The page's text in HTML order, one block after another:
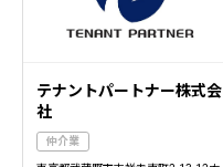
テナントパートナー株式会
社
仲介業